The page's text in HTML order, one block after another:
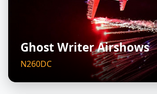
Ghost Writer Airshows
N260DC